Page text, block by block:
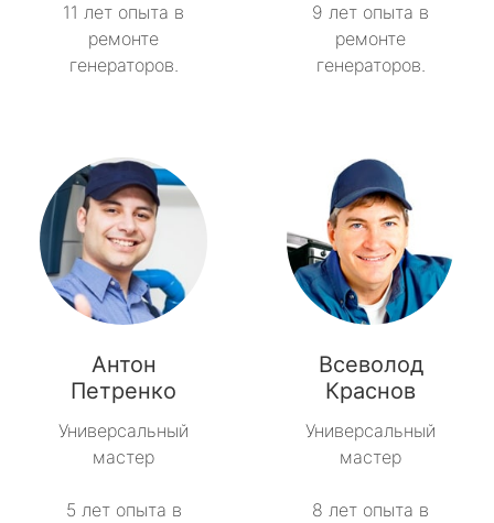
11 лет опыта в
ремонте
генераторов.
9 лет опыта в
ремонте
генераторов.
Антон
Петренко
Универсальный
мастер
5 лет опыта в
Всеволод
Краснов
Универсальный
мастер
8 лет опыта в